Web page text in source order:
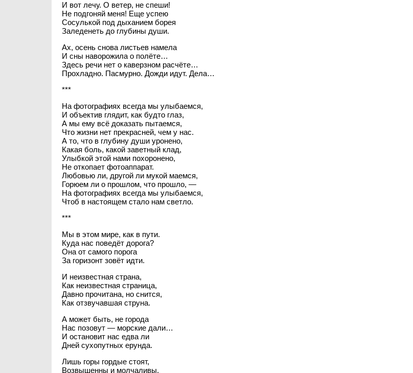
И вот лечу. О ветер, не спеши!
Не подгоняй меня! Еще успею
Сосулькой под дыханием борея
Заледенеть до глубины души.
Ах, осень снова листьев намела
И сны наворожила о полёте…
Здесь речи нет о каверзном расчёте…
Прохладно. Пасмурно. Дожди идут. Дела…
***
На фотографиях всегда мы улыбаемся,
И объектив глядит, как будто глаз,
А мы ему всё доказать пытаемся,
Что жизни нет прекрасней, чем у нас.
А то, что в глубину души уронено,
Какая боль, какой заветный клад,
Улыбкой этой нами похоронено,
Не откопает фотоаппарат.
Любовью ли, другой ли мукой маемся,
Горюем ли о прошлом, что прошло, —
На фотографиях всегда мы улыбаемся,
Чтоб в настоящем стало нам светло.
***
Мы в этом мире, как в пути.
Куда нас поведёт дорога?
Она от самого порога
За горизонт зовёт идти.
И неизвестная страна,
Как неизвестная страница,
Давно прочитана, но снится,
Как отзвучавшая струна.
А может быть, не города
Нас позовут — морские дали…
И остановит нас едва ли
Дней сухопутных ерунда.
Лишь горы гордые стоят,
Возвышенны и молчаливы.